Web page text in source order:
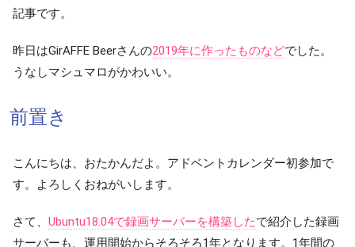
記事です。
昨日はGirAFFE Beerさんの2019年に作ったものなどでした。
うなしマシュマロがかわいい。
前置き
こんにちは、おたかんだよ。アドベントカレンダー初参加で
す。よろしくおねがいします。
さて、 Ubuntu18.04で録画サーバーを構築したで紹介した録画
サーバーも、運用開始からそろそろ1年となります。1年間の